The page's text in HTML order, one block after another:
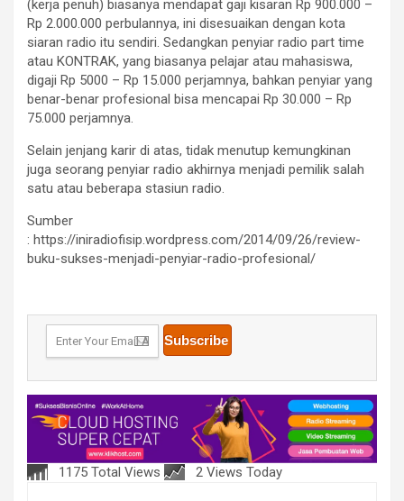
(kerja penuh) biasanya mendapat gaji kisaran Rp 900.000 –
Rp 2.000.000 perbulannya, ini disesuaikan dengan kota
siaran radio itu sendiri. Sedangkan penyiar radio part time
atau KONTRAK, yang biasanya pelajar atau mahasiswa,
digaji Rp 5000 – Rp 15.000 perjamnya, bahkan penyiar yang
benar-benar profesional bisa mencapai Rp 30.000 – Rp
75.000 perjamnya.
Selain jenjang karir di atas, tidak menutup kemungkinan
juga seorang penyiar radio akhirnya menjadi pemilik salah
satu atau beberapa stasiun radio.
Sumber
: https://iniradiofisip.wordpress.com/2014/09/26/review-
buku-sukses-menjadi-penyiar-radio-profesional/
1175 Total Views 2 Views Today